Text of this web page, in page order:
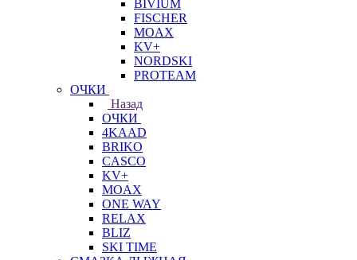
BIVIUM
FISCHER
MOAX
KV+
NORDSKI
PROTEAM
ОЧКИ
Назад
ОЧКИ
4KAAD
BRIKO
CASCO
KV+
MOAX
ONE WAY
RELAX
BLIZ
SKI TIME